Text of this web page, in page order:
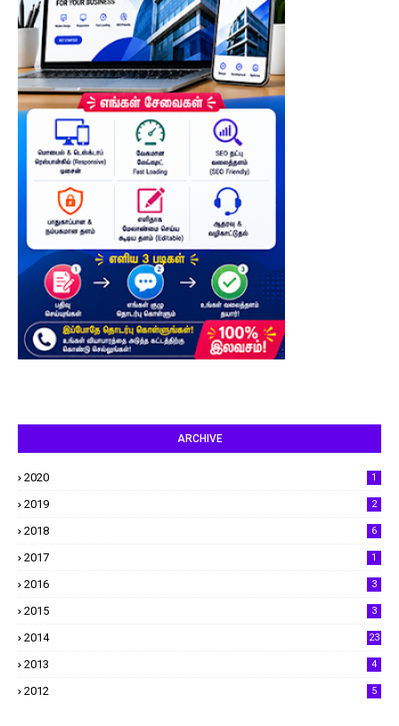
ARCHIVE
2020 1
2019 2
2018 6
2017 1
2016 3
2015 3
2014 23
2013 4
2012 5